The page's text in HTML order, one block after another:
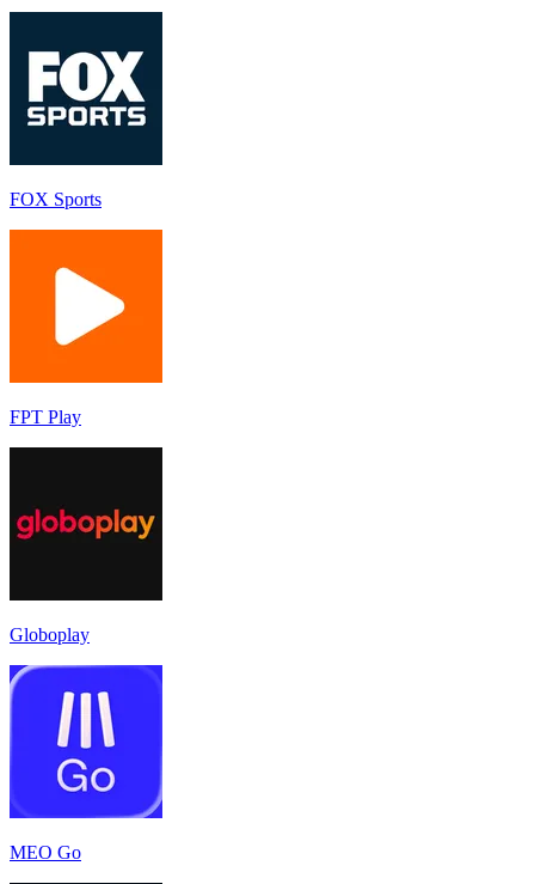
FOX Sports
FPT Play
Globoplay
MEO Go